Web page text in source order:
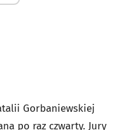
Gorbaniewskiej
po raz czwarty. Jury